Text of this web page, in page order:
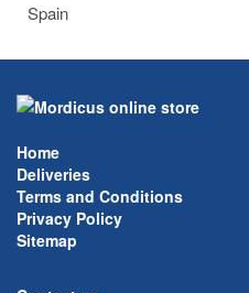
Spain
Home
Deliveries
Terms and Conditions
Privacy Policy
Sitemap